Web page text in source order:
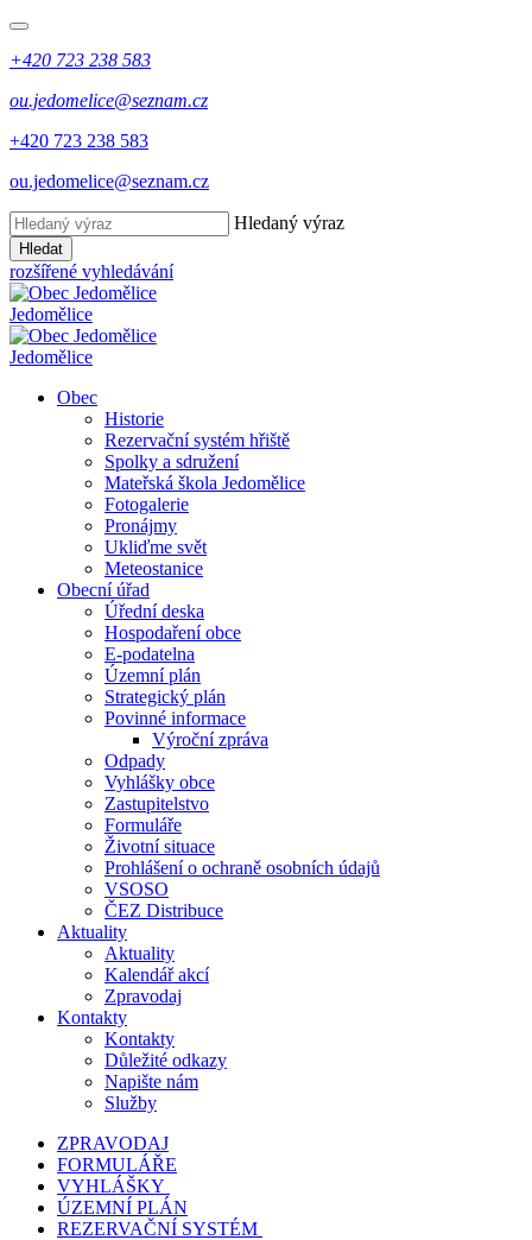
+420 723 238 583
ou.jedomelice@seznam.cz
+420 723 238 583
ou.jedomelice@seznam.cz
Hledaný výraz
Hledat
rozšířené vyhledávání
Jedomělice
Jedomělice
Obec
Historie
Rezervační systém hřiště
Spolky a sdružení
Mateřská škola Jedomělice
Fotogalerie
Pronájmy
Ukliďme svět
Meteostanice
Obecní úřad
Úřední deska
Hospodaření obce
E-podatelna
Územní plán
Strategický plán
Povinné informace
Výroční zpráva
Odpady
Vyhlášky obce
Zastupitelstvo
Formuláře
Životní situace
Prohlášení o ochraně osobních údajů
VSOSO
ČEZ Distribuce
Aktuality
Aktuality
Kalendář akcí
Zpravodaj
Kontakty
Kontakty
Důležité odkazy
Napište nám
Služby
ZPRAVODAJ
FORMULÁŘE
VYHLÁŠKY
ÚZEMNÍ PLÁN
REZERVAČNÍ SYSTÉM